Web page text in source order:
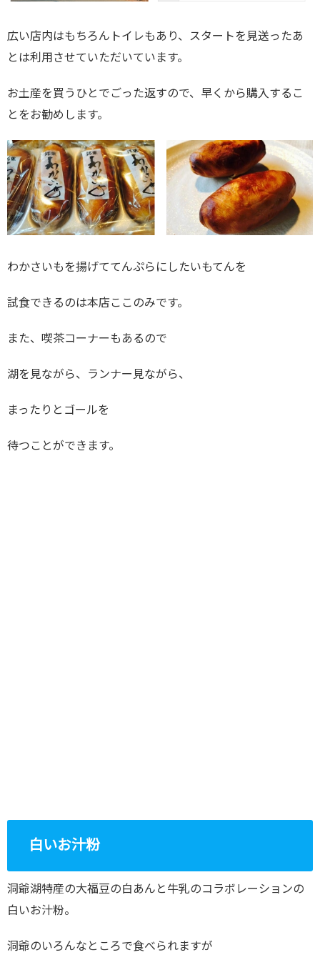
広い店内はもちろんトイレもあり、スタートを見送ったあ
とは利用させていただいています。
お土産を買うひとでごった返すので、早くから購入するこ
とをお勧めします。
わかさいもを揚げててんぷらにしたいもてんを
試食できるのは本店ここのみです。
また、喫茶コーナーもあるので
湖を見ながら、ランナー見ながら、
まったりとゴールを
待つことができます。
白いお汁粉
洞爺湖特産の大福豆の白あんと牛乳のコラボレーションの
白いお汁粉。
洞爺のいろんなところで食べられますが